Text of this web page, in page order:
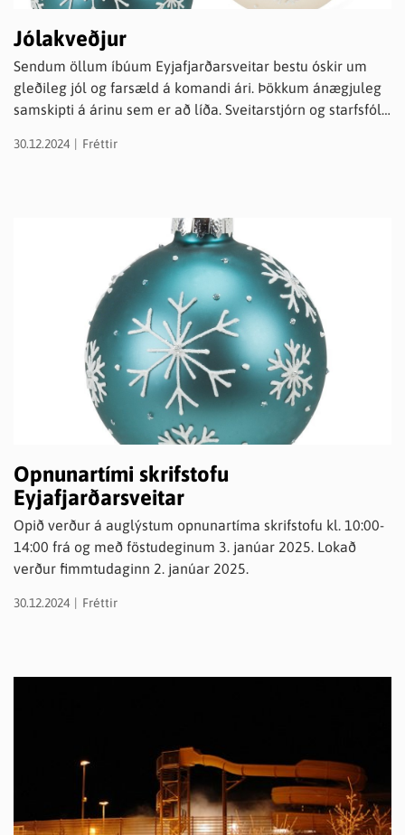
Jólakveðjur
Sendum öllum íbúum Eyjafjarðarsveitar bestu óskir um
gleðileg jól og farsæld á komandi ári. Þökkum ánægjuleg
samskipti á árinu sem er að líða. Sveitarstjórn og starfsfólk
30.12.2024 Fréttir
Opnunartími skrifstofu
Eyjafjarðarsveitar
Opið verður á auglýstum opnunartíma skrifstofu kl. 10:00-
14:00 frá og með föstudeginum 3. janúar 2025. Lokað
verður fimmtudaginn 2. janúar 2025.
30.12.2024 Fréttir